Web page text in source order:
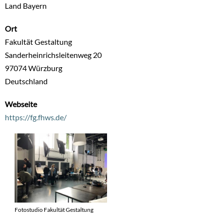
Land Bayern
Ort
Fakultät Gestaltung
Sanderheinrichsleitenweg 20
97074Würzburg
Deutschland
Webseite
https://fg.fhws.de/
Fotostudio Fakultät Gestaltung